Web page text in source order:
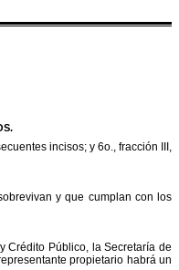
incisos; y 6o., fracción III,
y que cumplan con los
Crédito Público, la Secretaría de
propietario habrá un